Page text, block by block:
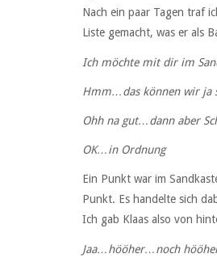
Nach ein paar Tagen traf
Liste gemacht, was er als
Ich möchte mit dir im
Hmm…das können wir ja
Ohh na gut…dann aber
OK…in Ordnung
Ein Punkt war im
Punkt. Es handelte sich
Ich gab Klaas also von
Jaa…hööher…noch